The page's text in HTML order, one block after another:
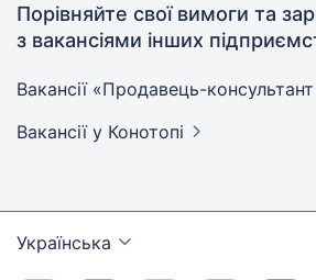
Порівняйте свої вимоги та
з вакансіями інших
Вакансії «Продавець-
Вакансії у Конотопі
Українська